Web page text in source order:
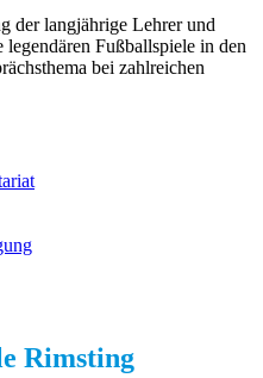
der langjährige Lehrer und
Fußballspiele in den
bei zahlreichen
Rimsting